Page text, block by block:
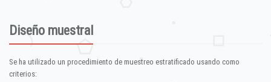
Diseño muestral
Se ha utilizado un procedimiento de muestreo estratificado usando como
criterios: